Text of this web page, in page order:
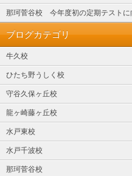
那珂菅谷校 今年度初の定期テストに
ブログカテゴリ
牛久校
ひたち野うしく校
守谷久保ヶ丘校
龍ヶ崎藤ヶ丘校
水戸東校
水戸千波校
那珂菅谷校